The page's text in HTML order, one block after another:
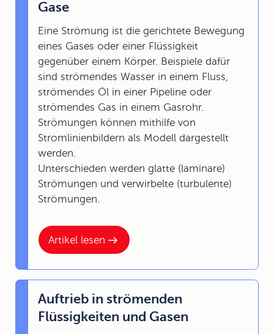
Artikel lesen
Gase
Eine Strömung ist die gerichtete Bewegung
eines Gases oder einer Flüssigkeit
gegenüber einem Körper. Beispiele dafür
sind strömendes Wasser in einem Fluss,
strömendes Öl in einer Pipeline oder
strömendes Gas in einem Gasrohr.
Strömungen können mithilfe von
Stromlinienbildern als Modell dargestellt
werden.
Unterschieden werden glatte (laminare)
Strömungen und verwirbelte (turbulente)
Strömungen.
Auftrieb in strömenden
Flüssigkeiten und Gasen